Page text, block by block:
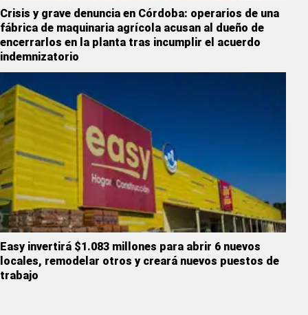
Crisis y grave denuncia en Córdoba: operarios de una
fábrica de maquinaria agrícola acusan al dueño de
encerrarlos en la planta tras incumplir el acuerdo
indemnizatorio
Easy invertirá $1.083 millones para abrir 6 nuevos
locales, remodelar otros y creará nuevos puestos de
trabajo